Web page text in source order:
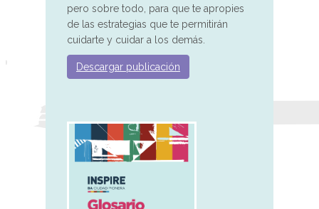
pero sobre todo, para que te apropies
de las estrategias que te permitirán
cuidarte y cuidar a los demás.
Descargar publicación